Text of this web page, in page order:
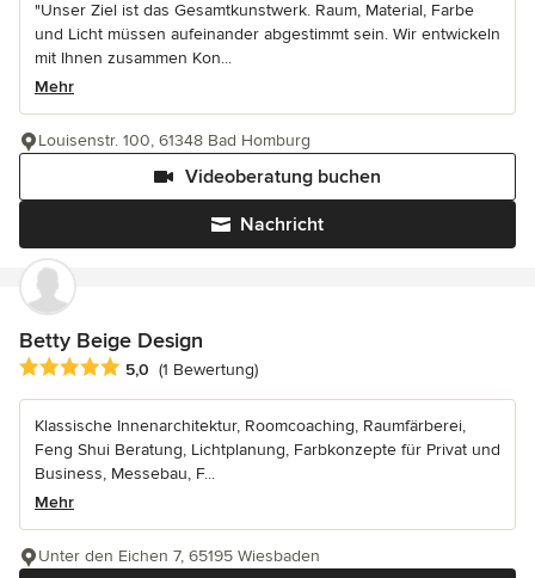
"Unser Ziel ist das Gesamtkunstwerk. Raum, Material, Farbe
und Licht müssen aufeinander abgestimmt sein. Wir entwickeln
mit Ihnen zusammen Kon...
Mehr
Nachricht
Videoberatung buchen
Louisenstr. 100, 61348 Bad Homburg
Betty Beige Design
Durchschnittliche Bewertung: 5 von 5 Sternen
5,0 (1 Bewertung)
Klassische Innenarchitektur, Roomcoaching, Raumfärberei,
Feng Shui Beratung, Lichtplanung, Farbkonzepte für Privat und
Business, Messebau, F...
Mehr
Unter den Eichen 7, 65195 Wiesbaden